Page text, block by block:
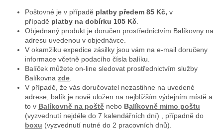
Poštovné je v případě platby předem 85 Kč, v
případě platby na dobírku 105 Kč
Objednaný produkt je doručen prostřednictvím Balíkovny na
adresu uvedenou v objednávce.
V okamžiku expedice zásilky jsou vám na e-mail doručeny
informace včetně podacího čísla balíku.
Balíček můžete on-line sledovat prostřednictvím služby
Balíkovna zde
V případě, že vás doručovatel nezastihne na uvedené
adrese, balík je nově uložen na nejbližším výdejním místě a
to v Balíkovně na poště nebo Balíkovně mimo poštu
(vyzvednutí nejdéle do 7 kalendářních dní) , případně do
boxu (vyzvednutí nutné do 2 pracovních dnů).